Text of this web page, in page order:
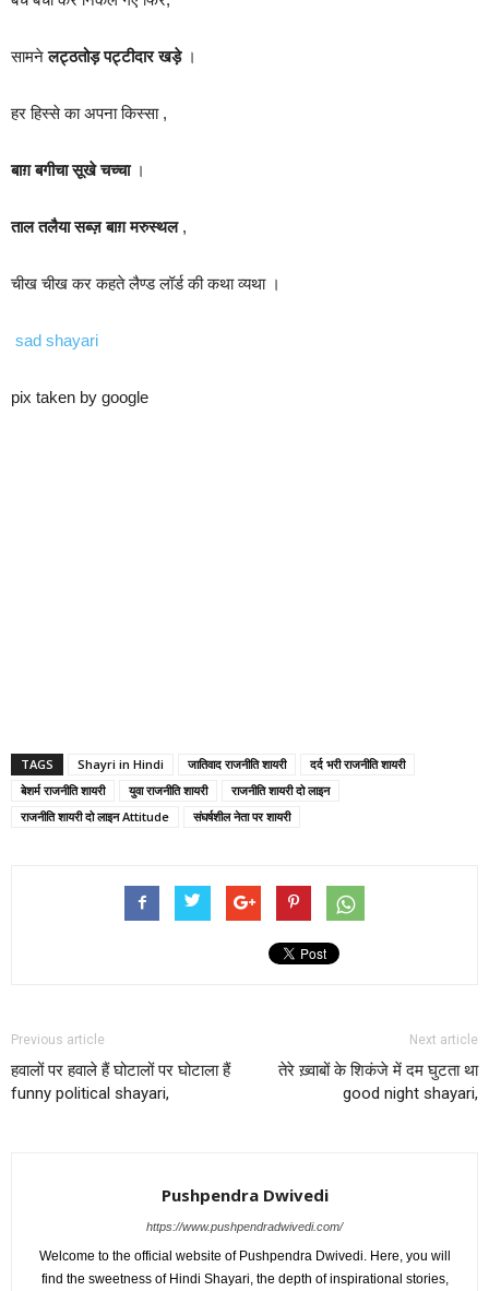
सामनेलट्ठतोड़ पट्टीदार खड़े।
हर हिस्से का अपना किस्सा ,
बाग़ बगीचा सूखे चच्चा।
ताल तलैया सब्ज़ बाग़ मरुस्थल,
चीख चीख कर कहते लैण्ड लॉर्ड की कथा व्यथा ।
sad shayari
pix taken by google
TAGS Shayri in Hindi जातिवाद राजनीति शायरी
दर्द भरी राजनीति शायरी
बेशर्म राजनीति शायरी
युवा राजनीति शायरी
राजनीति शायरी दो लाइन
राजनीति शायरी दो लाइन Attitude
संघर्षशील नेता पर शायरी
Previous article
हवालों पर हवाले हैं घोटालों पर घोटाला हैं
funny political shayari,
Next article
तेरे ख़्वाबों के शिकंजे में दम घुटता था
good night shayari,
Pushpendra Dwivedi
https://www.pushpendradwivedi.com/
Welcome to the official website of Pushpendra Dwivedi. Here, you will
find the sweetness of Hindi Shayari, the depth of inspirational stories,